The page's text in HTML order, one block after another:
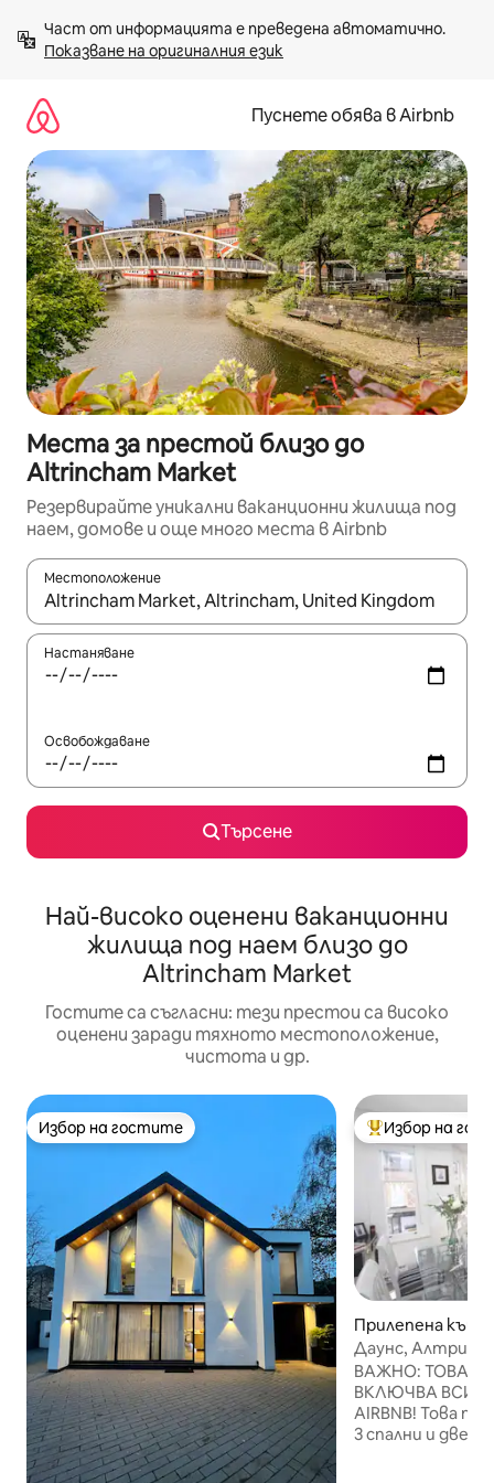
към
съдържанието
Показване на оригиналния език
Пуснете обява в Airbnb
Места за престой близо до
Altrincham Market
Резервирайте уникални ваканционни жилища под
наем, домове и още много места в Airbnb
Местоположение
Когато резултатите се покажат, използвайте
Настаняване
Освобождаване
Търсене
Най-високо оценени ваканционни
жилища под наем близо до
Altrincham Market
Гостите са съгласни: тези престои са високо
оценени заради тяхното местоположение,
чистота и др.
Избор на гостите
Избор на гостите Най-популярен
Избор на
Прилепена къща
Manchester
Даунс,
ВАЖНО: ТОВА Е
ВКЛЮЧВА
AIRBNB! Това просторно място с
3 спални и две